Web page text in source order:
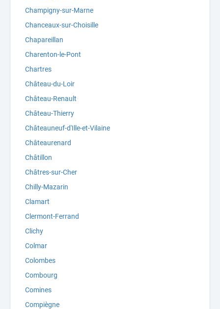
Champigny-sur-Marne
Chanceaux-sur-Choisille
Chapareillan
Charenton-le-Pont
Chartres
Château-du-Loir
Château-Renault
Château-Thierry
Châteauneuf-d'Ille-et-Vilaine
Châteaurenard
Châtillon
Châtres-sur-Cher
Chilly-Mazarin
Clamart
Clermont-Ferrand
Clichy
Colmar
Colombes
Combourg
Comines
Compiègne